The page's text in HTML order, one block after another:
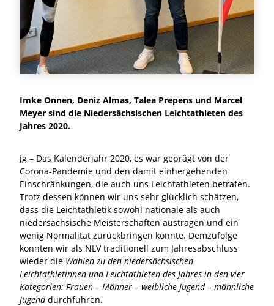
Imke Onnen, Deniz Almas, Talea Prepens und Marcel
Meyer sind die Niedersächsischen Leichtathleten des
Jahres 2020.
jg – Das Kalenderjahr 2020, es war geprägt von der
Corona-Pandemie und den damit einhergehenden
Einschränkungen, die auch uns Leichtathleten betrafen.
Trotz dessen können wir uns sehr glücklich schätzen,
dass die Leichtathletik sowohl nationale als auch
niedersächsische Meisterschaften austragen und ein
wenig Normalität zurückbringen konnte. Demzufolge
konnten wir als NLV traditionell zum Jahresabschluss
wieder die Wahlen zu den niedersächsischen
Leichtathletinnen und Leichtathleten des Jahres in den vier
Kategorien: Frauen – Männer – weibliche Jugend – männliche
Jugenddurchführen.